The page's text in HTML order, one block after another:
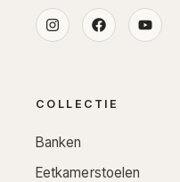
COLLECTIE
Banken
Eetkamerstoelen